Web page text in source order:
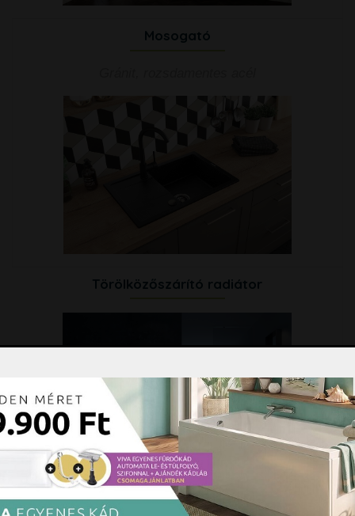
Mosogató
Törölközőszárító radiátor
Szifon, lefolyó, folyóka, WC ülőke